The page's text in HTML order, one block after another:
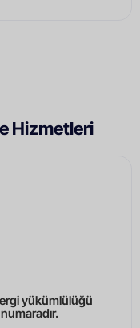
Hizmetleri
yükümlülüğü